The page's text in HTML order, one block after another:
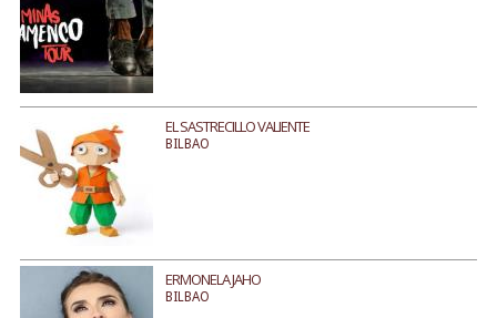
EL SASTRECILLO VALIENTE
BILBAO
ERMONELA JAHO
BILBAO